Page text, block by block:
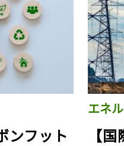
ンフット
エネ
【